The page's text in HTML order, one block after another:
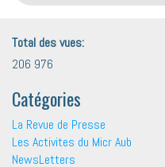
Total des vues:
206 976
Catégories
La Revue de Presse
Les Activites du Micr Aub
NewsLetters